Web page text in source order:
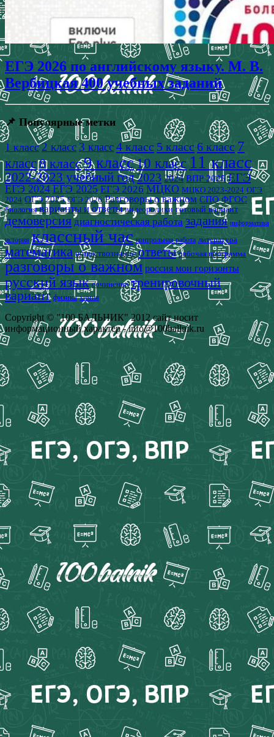
ЕГЭ 2026 по английскому языку. М. В.
Вербицкая 400 учебных заданий
📌 Популярные метки
1 класс 2 класс3 класс4 класс 5 класс 6 класс 7
класс8 класс9 класс10 класс 11 класс
2022-2023 учебный год2023 2024 ВПР 2025 ЕГЭ
ЕГЭ 2024 ЕГЭ 2025 ЕГЭ 2026 МЦКО МЦКО 2023-2024 ОГЭ
2024 ОГЭ 2025 ОГЭ 2026 Разговоры о важном СПО ФГОС
биология варианты и ответы видеоролики готовый вариант
демоверсия диагностическая работа задания информатика
история классный час контрольная работа литература
математика обществознание ответы рабочая программа
разговоры о важном россия мои горизонты
русский язык сочинение тренировочный
вариант физика химия
Copyright © "100 БАЛЬНИК" 2012 сайт носит
информационный характер - info@100ballnik.ru